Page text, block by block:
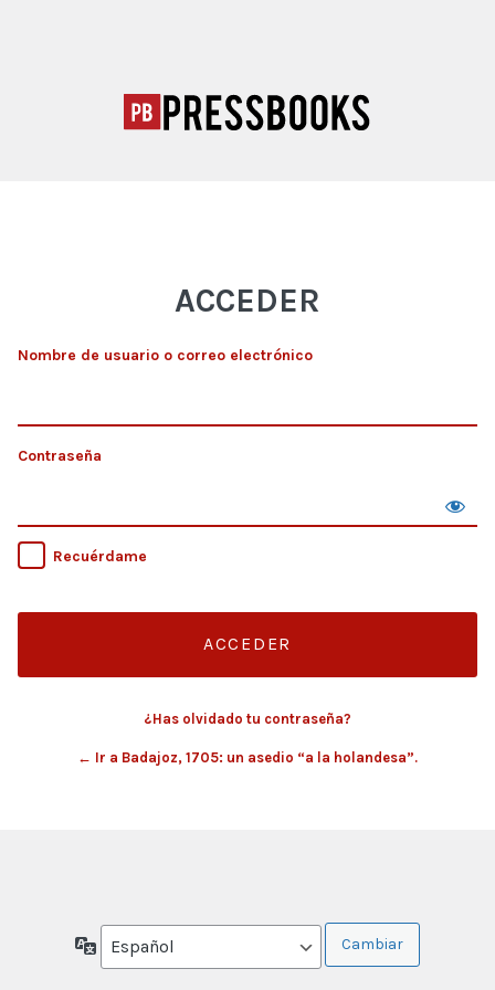
ACCEDER
Nombre de usuario o correo electrónico
Contraseña
Recuérdame
¿Has olvidado tu contraseña?
← Ir a Badajoz, 1705: un asedio “a la holandesa”.
Idioma